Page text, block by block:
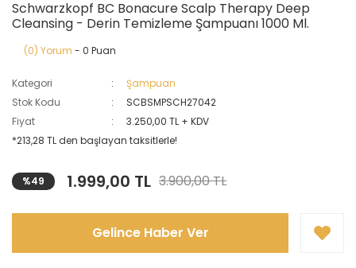
Schwarzkopf BC Bonacure Scalp Therapy Deep
Cleansing - Derin Temizleme Şampuanı 1000 Ml.
(0) Yorum - 0 Puan
Kategori
Şampuan
Stok Kodu
SCBSMPSCH27042
Fiyat
3.250,00 TL + KDV
*213,28 TL den başlayan taksitlerle!
%49 1.999,00 TL 3.900,00 TL
Gelince Haber Ver